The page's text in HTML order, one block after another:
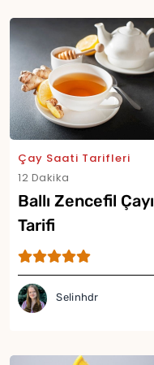
Çay Saati Tarifleri
12 Dakika
Ballı Zencefil Çayı
Tarifi
Selinhdr